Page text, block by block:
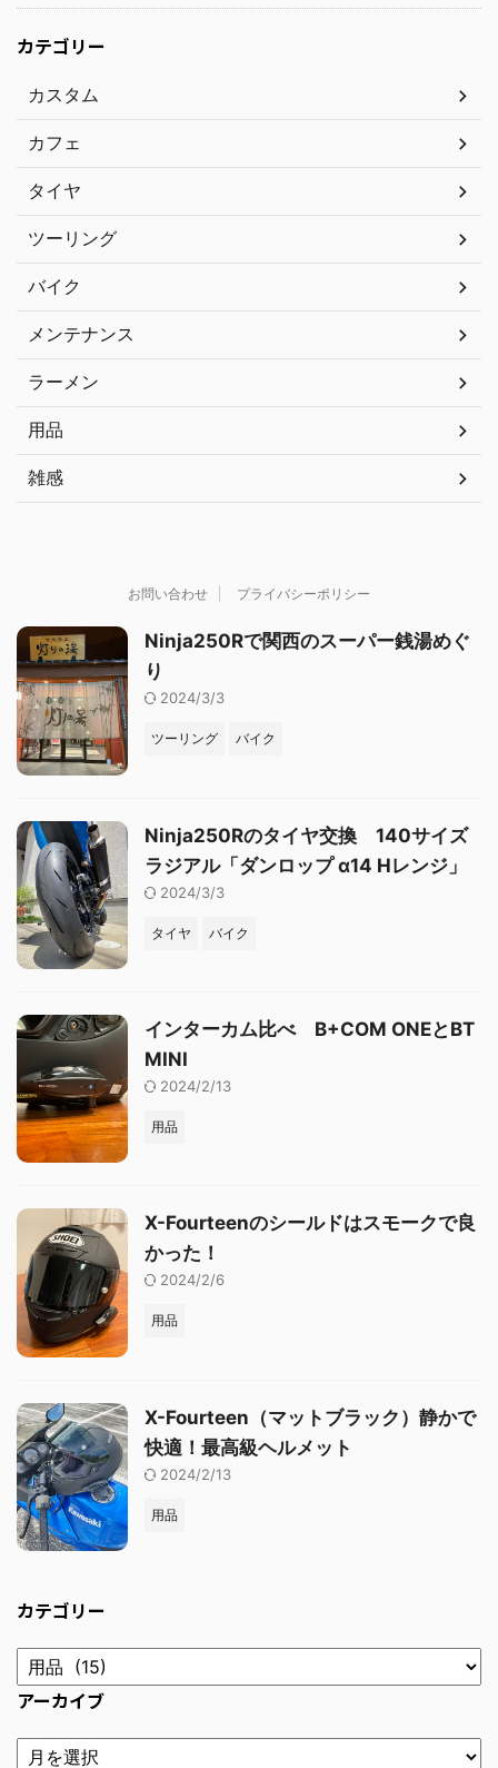
カテゴリー
カスタム
カフェ
タイヤ
ツーリング
バイク
メンテナンス
ラーメン
用品
雑感
お問い合わせ プライバシーポリシー
Ninja250Rで関西のスーパー銭湯めぐ
り
2024/3/3
ツーリング バイク
Ninja250Rのタイヤ交換 140サイズ
ラジアル「ダンロップ α14 Hレンジ」
2024/3/3
タイヤ バイク
インターカム比べ B+COM ONEとBT
MINI
2024/2/13
用品
X-Fourteenのシールドはスモークで良
かった！
2024/2/6
用品
X-Fourteen（マットブラック）静かで
快適！最高級ヘルメット
2024/2/13
用品
カテゴリー
アーカイブ